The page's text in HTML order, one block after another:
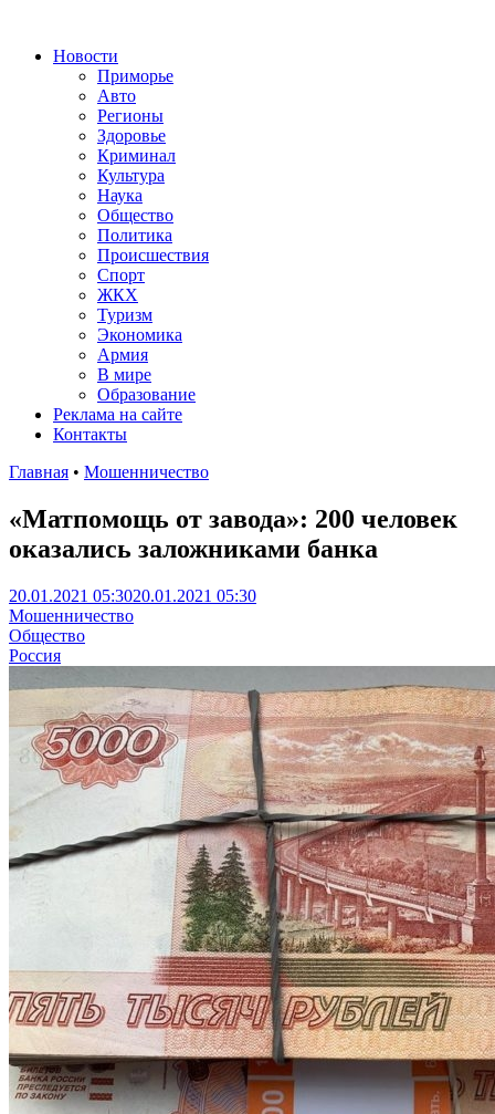
Новости
Приморье
Авто
Регионы
Здоровье
Криминал
Культура
Наука
Общество
Политика
Происшествия
Спорт
ЖКХ
Туризм
Экономика
Армия
В мире
Образование
Реклама на сайте
Контакты
Главная • Мошенничество
«Матпомощь от завода»: 200 человек
оказались заложниками банка
20.01.2021 05:3020.01.2021 05:30
Мошенничество
Общество
Россия